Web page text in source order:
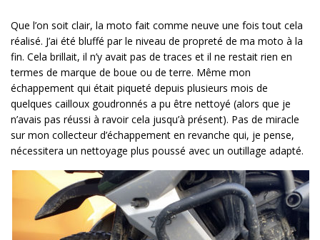
Que l’on soit clair, la moto fait comme neuve une fois tout cela
réalisé. J’ai été bluffé par le niveau de propreté de ma moto à la
fin. Cela brillait, il n’y avait pas de traces et il ne restait rien en
termes de marque de boue ou de terre. Même mon
échappement qui était piqueté depuis plusieurs mois de
quelques cailloux goudronnés a pu être nettoyé (alors que je
n’avais pas réussi à ravoir cela jusqu’à présent). Pas de miracle
sur mon collecteur d’échappement en revanche qui, je pense,
nécessitera un nettoyage plus poussé avec un outillage adapté.